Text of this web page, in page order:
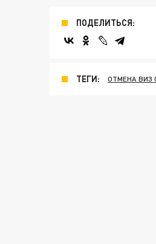
ПОДЕЛИТЬСЯ:
ТЕГИ: ОТМЕНА ВИЗ